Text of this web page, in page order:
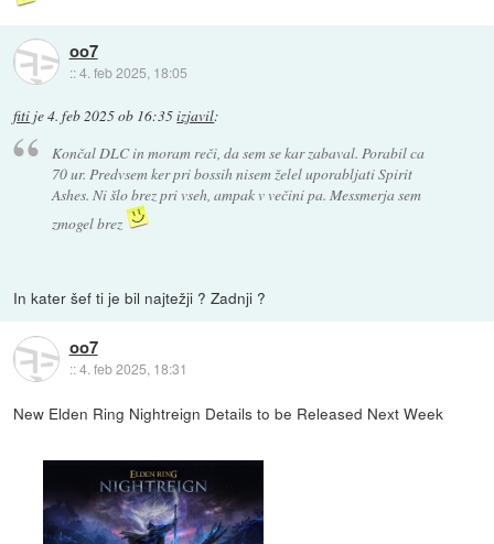
oo7
::4. feb 2025, 18:05
fiti je4. feb 2025 ob 16:35izjavil:
Končal DLC in moram reči, da sem se kar zabaval. Porabil ca
70 ur. Predvsem ker pri bossih nisem želel uporabljati Spirit
Ashes. Ni šlo brez pri vseh, ampak v večini pa. Messmerja sem
zmogel brez
In kater šef ti je bil najtežji ? Zadnji ?
oo7
::4. feb 2025, 18:31
New Elden Ring Nightreign Details to be Released Next Week